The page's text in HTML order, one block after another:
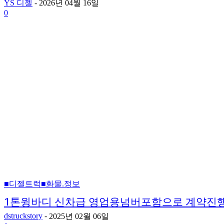
YS 디젤 - 2026년 04월 16일
0
■디젤트럭■화물.정보
1톤윙바디 신차급 영업용넘버포함으로 계약진
dstruckstory - 2025년 02월 06일